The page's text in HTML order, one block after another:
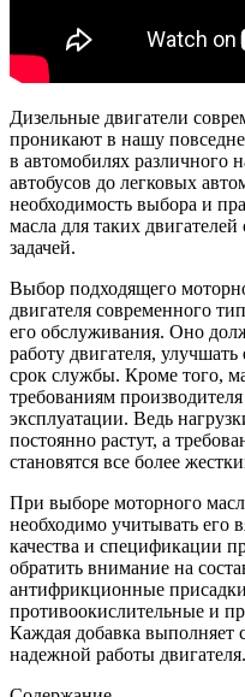
Дизельные двигатели
проникают в нашу
в автомобилях различного
автобусов до легковых
необходимость выбора и
масла для таких двигателей
задачей.
Выбор подходящего
двигателя современного
его обслуживания. Оно
работу двигателя,
срок службы. Кроме того,
требованиям
эксплуатации. Ведь
постоянно растут, а
становятся все более
При выборе моторного
необходимо учитывать его
качества и спецификации
обратить внимание на
антифрикционные
противоокислительные и
Каждая добавка
надежной работы двигателя.